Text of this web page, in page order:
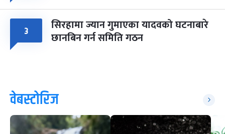
३ सिरहामा ज्यान गुमाएका यादवको घटनाबारे
छानबिन गर्न समिति गठन
वेबस्टोरिज